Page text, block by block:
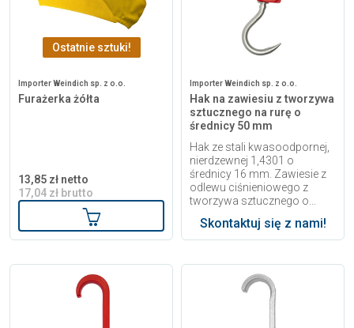
Ostatnie sztuki!
Importer Weindich sp. z o.o.
Furażerka żółta
13,85 zł netto
17,04 zł brutto
Dodaj do koszyka
Importer Weindich sp. z o.o.
Hak na zawiesiu z tworzywa
sztucznego na rurę o
średnicy 50 mm
Hak ze stali kwasoodpornej,
nierdzewnej 1,4301 o
średnicy 16 mm. Zawiesie z
odlewu ciśnieniowego z
tworzywa sztucznego o...
Skontaktuj się z nami!